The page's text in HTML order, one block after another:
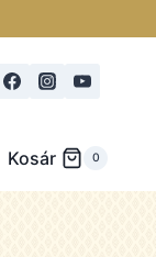
Kosár 0